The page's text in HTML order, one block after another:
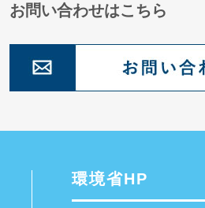
お問い合わせはこちら
環境省HP